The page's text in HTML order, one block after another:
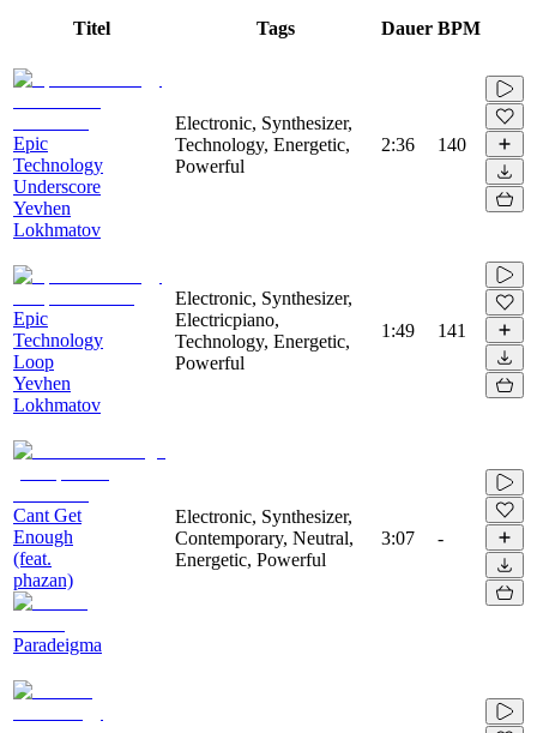
Titel Tags Dauer BPM
Epic
Technology
Underscore
Yevhen
Lokhmatov
Electronic, Synthesizer,
Technology, Energetic,
Powerful
2:36 140
Epic
Technology
Loop
Yevhen
Lokhmatov
Electronic, Synthesizer,
Electricpiano,
Technology, Energetic,
Powerful
1:49 141
Cant Get
Enough
(feat.
phazan)
Paradeigma
Electronic, Synthesizer,
Contemporary, Neutral,
Energetic, Powerful
3:07 -